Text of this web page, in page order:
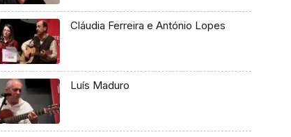
Cláudia Ferreira e António Lopes
Luís Maduro